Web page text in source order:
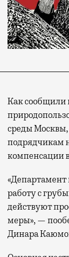
Как сообщили
среды Москвы,
подрядчикам
компенсации
работу с
действуют
меры», —
Динара